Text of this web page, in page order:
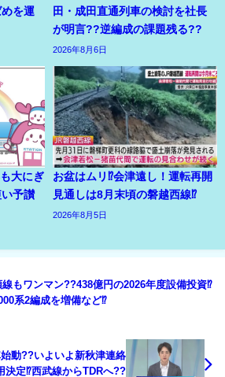
を運
田・成田直通列車の検討を社長
が明言??逆編成の課題残る??
2026年8月6日
大にぎ
予讃
お盆はムリ⁉会津遠し！運転再開
見通しは8月末頃の磐越西線⁉
2026年8月5日
線もワンマン??438億円の2026年度設備投資⁉
系2編成を増備など⁉
動??いよいよ新秋津連絡
決定⁉西武線からTDRへ??